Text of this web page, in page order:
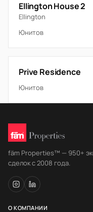
Ellington House 2
Ellington
Юнитов
Prive Residence
Юнитов
fäm Properties™ — 950+
сделок с 2008 года.
О КОМПАНИИ